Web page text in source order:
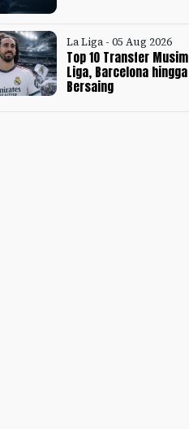
La Liga - 05 Aug 2026
Top 10 Transfer
Liga, Barcelona
Bersaing